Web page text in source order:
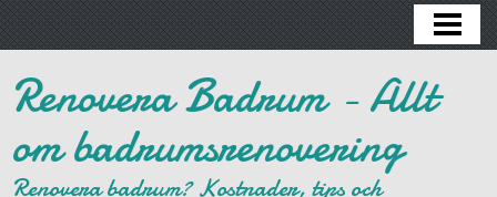
KOSTNADER
MATERIAL
Renovera Badrum - Allt
om badrumsrenovering
Renovera badrum? Kostnader, tips och